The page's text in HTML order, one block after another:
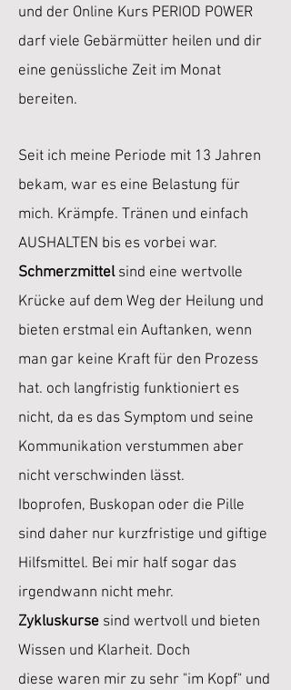
und der Online Kurs PERIOD POWER
darf viele Gebärmütter heilen und dir
eine genüssliche Zeit im Monat
bereiten.
Seit ich meine Periode mit 13 Jahren
bekam, war es eine Belastung für
mich. Krämpfe. Tränen und einfach
AUSHALTEN bis es vorbei war.
Schmerzmittel sind eine wertvolle
Krücke auf dem Weg der Heilung und
bieten erstmal ein Auftanken, wenn
man gar keine Kraft für den Prozess
hat. och langfristig funktioniert es
nicht, da es das Symptom und seine
Kommunikation verstummen aber
nicht verschwinden lässt.
Iboprofen, Buskopan oder die Pille
sind daher nur kurzfristige und giftige
Hilfsmittel. Bei mir half sogar das
irgendwann nicht mehr.
Zykluskurse sind wertvoll und bieten
Wissen und Klarheit. Doch
diese waren mir zu sehr "im Kopf" und